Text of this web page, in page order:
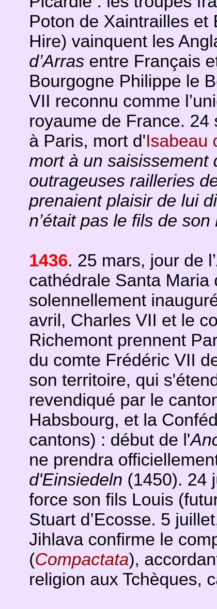
Poton de Xaintrailles et
Hire) vainquent les
d’Arrasentre Français
Bourgogne Philippe le
VII reconnu comme
royaume de France.
à Paris, mort d'Isabeau
mort à un
outrageuses railleries
prenaient plaisir de lui
n’était pas le fils de son
1436. 25 mars, jour de
cathédrale Santa
solennellement
avril, Charles VII et le
Richemont prennent
du comte Frédéric VII
son territoire, qui
revendiqué par le
Habsbourg, et la
cantons) : début de l'
ne prendra
d'Einsiedeln (1450). 24
force son fils Louis
Stuart d’Ecosse. 5
Jihlava confirme le
(Compactata),
religion aux Tchèques,